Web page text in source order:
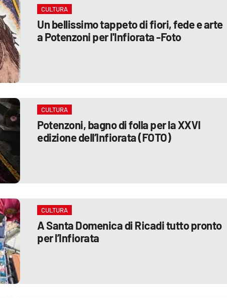
CULTURA
Un bellissimo tappeto di fiori, fede e arte
a Potenzoni per l'Infiorata -Foto
CULTURA
Potenzoni, bagno di folla per la XXVI
edizione dell’Infiorata (FOTO)
CULTURA
A Santa Domenica di Ricadi tutto pronto
per l’Infiorata